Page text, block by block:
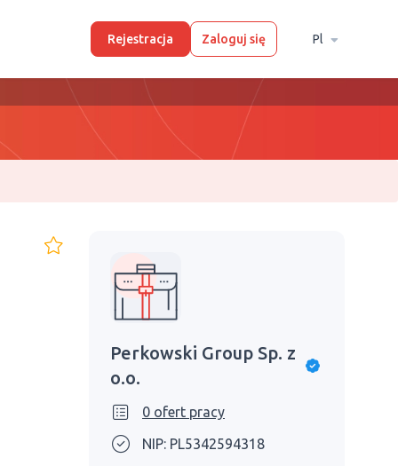
Rejestracja Zaloguj się Pl
Perkowski Group Sp. z
o.o.
0 ofert pracy
NIP: PL5342594318